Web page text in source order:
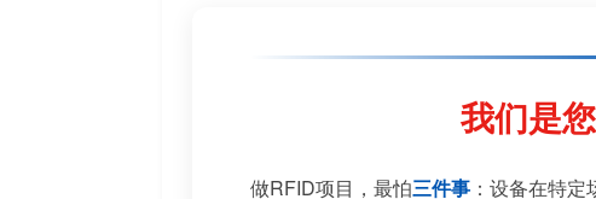
我们是
做RFID项目，最怕三件事 ：设备在特